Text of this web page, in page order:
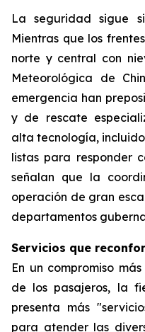
La seguridad sigue
Mientras que los
norte y central con
Meteorológica de
emergencia han
y de rescate
alta tecnología,
listas para responder
señalan que la
operación de gran
departamentos
Servicios que
En un compromiso
de los pasajeros, la
presenta más
para atender las